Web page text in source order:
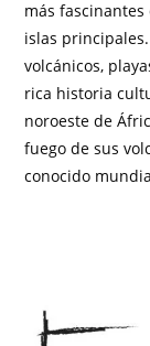
más
islas
volcánicos,
rica historia
noroeste de
fuego de sus
conocido